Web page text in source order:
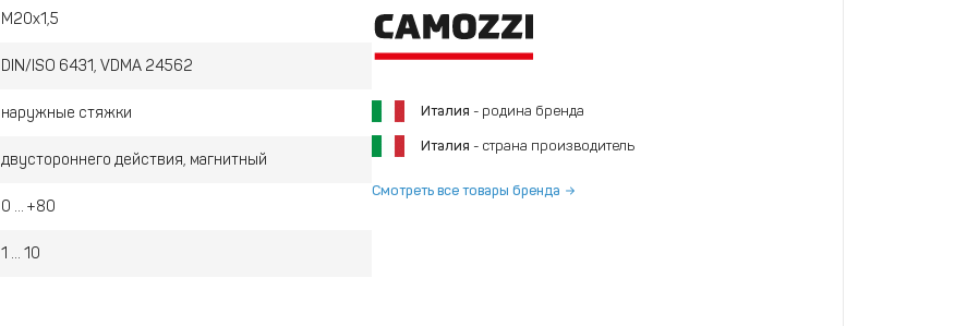
M20x1,5
DIN/ISO 6431, VDMA 24562
наружные стяжки
двустороннего действия, магнитный
0 ... +80
1 ... 10
Италия - родина бренда
Италия - страна производитель
Смотреть все товары бренда